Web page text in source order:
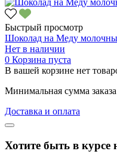
Быстрый просмотр
Шоколад на Меду
Нет в наличии
0 Корзина пуста
В вашей корзине нет
Минимальная сумма
Доставка и оплата
Хотите быть в